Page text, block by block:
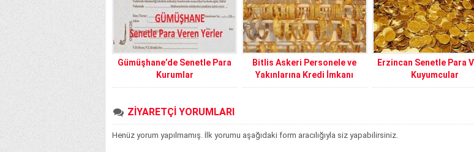
Gümüşhane’de Senetle Para
Kurumlar
Bitlis Askeri Personele ve
Yakınlarına Kredi İmkanı
Erzincan Senetle Para
Kuyumcular
ZİYARETÇİ YORUMLARI
Henüz yorum yapılmamış. İlk yorumu aşağıdaki form aracılığıyla siz yapabilirsiniz.